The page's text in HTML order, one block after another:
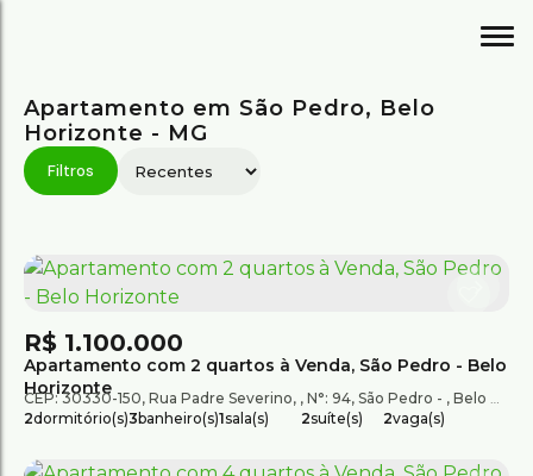
Apartamento em São Pedro, Belo
Horizonte - MG
Apartamento com 2 quartos à Venda, São Pedro - Belo
Horizonte
R$ 1.100.000
CEP: 30330-150, Rua Padre Severino , N°: 94, São Pedro , Belo Horizonte
2dormitório(s)3banheiro(s)1sala(s) 2suíte(s) 2vaga(s)